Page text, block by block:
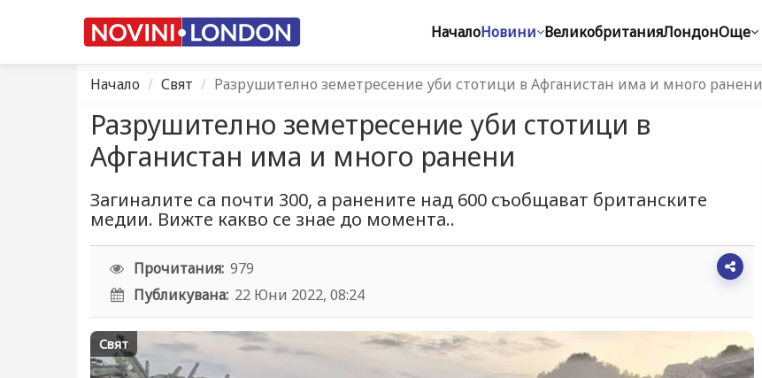
НачалоНовини ВеликобританияЛондонОще
Начало Свят Разрушително земетресение уби стотици в Афганистан има и много ранени
Разрушително земетресение уби стотици в
Афганистан има и много ранени
Загиналите са почти 300, а ранените над 600 съобщават британските
медии. Вижте какво се знае до момента..
Прочитания: 979
Публикувана: 22 Юни 2022, 08:24
Свят